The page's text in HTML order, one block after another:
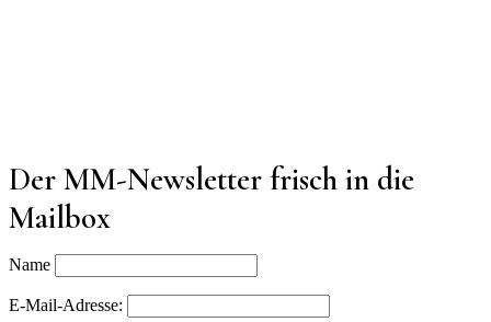
Der MM-Newsletter frisch in die
Mailbox
Name
E-Mail-Adresse: